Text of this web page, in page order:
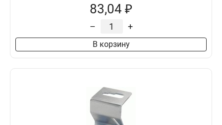
83,04 ₽
– +
В корзину